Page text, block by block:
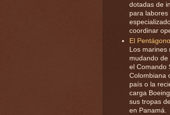
dotadas de
para
coordinar
El
Los marines
mudando de
el Comando
Colombiana
país o la
carga
sus tropas
en Panamá.